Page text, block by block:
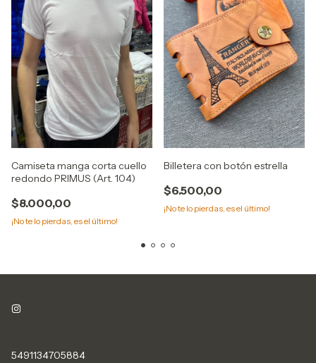
Camiseta manga corta cuello
redondo PRIMUS (Art. 104)
$8.000,00
¡No te lo pierdas, es el último!
Billetera con botón estrella
$6.500,00
¡No te lo pierdas, es el último!
5491134705884